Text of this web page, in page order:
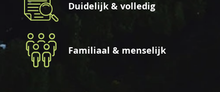
Duidelijk & volledig
Familiaal & menselijk